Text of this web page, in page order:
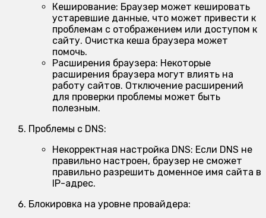
Кеширование: Браузер может кешировать
устаревшие данные, что может привести к
проблемам с отображением или доступом к
сайту. Очистка кеша браузера может
помочь.
Расширения браузера: Некоторые
расширения браузера могут влиять на
работу сайтов. Отключение расширений
для проверки проблемы может быть
полезным.
Проблемы с DNS:
Некорректная настройка DNS: Если DNS не
правильно настроен, браузер не сможет
правильно разрешить доменное имя сайта в
IP-адрес.
Блокировка на уровне провайдера: